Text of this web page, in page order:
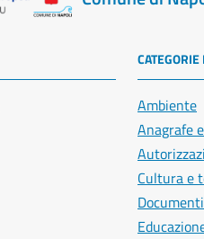
Ambiente
Anagrafe
Cultura e